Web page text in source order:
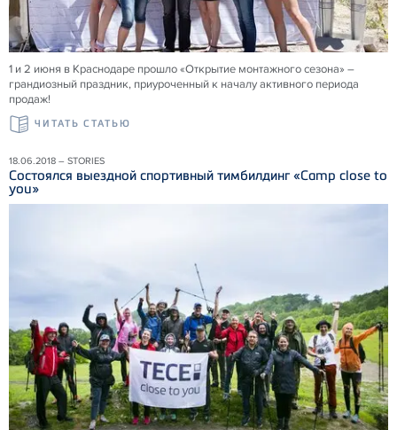
1 и 2 июня в Краснодаре прошло «Открытие монтажного сезона» –
грандиозный праздник, приуроченный к началу активного периода
продаж!
ЧИТАТЬ СТАТЬЮ
18.06.2018 – STORIES
Состоялся выездной спортивный тимбилдинг «Camp close to
you»